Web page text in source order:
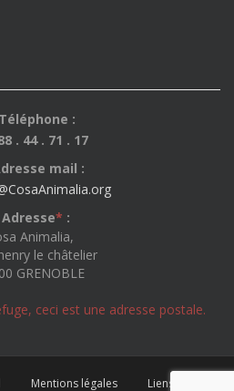
Téléphone :
. 44 . 71 . 17
mail :
* :
Animalia,
le châtelier
GRENOBLE
ceci est une adresse postale.
Mentions légales Liens utiles